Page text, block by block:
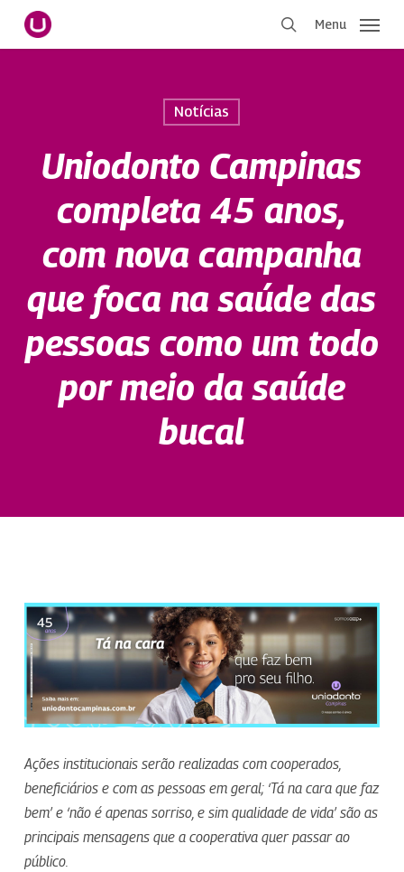
Pular
para
Menu
Notícias
Uniodonto Campinas
completa 45 anos,
com nova campanha
que foca na saúde das
pessoas como um todo
por meio da saúde
bucal
Ações institucionais serão realizadas com cooperados,
beneficiários e com as pessoas em geral; ‘Tá na cara que faz
bem’ e ‘não é apenas sorriso, e sim qualidade de vida’ são as
principais mensagens que a cooperativa quer passar ao
público.